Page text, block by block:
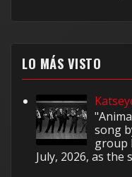
LO MÁS VISTO
song
group
July, 2026, as the